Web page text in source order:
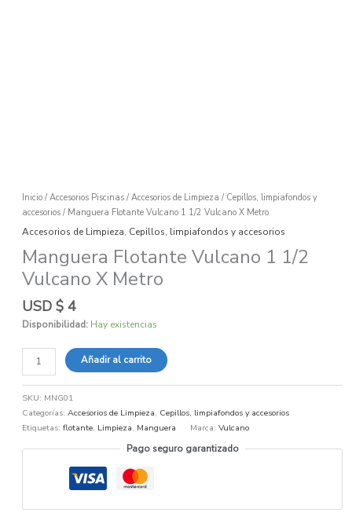
Inicio /Accesorios Piscinas /Accesorios de Limpieza / Cepillos, limpiafondos y
accesorios / Manguera Flotante Vulcano 1 1/2 Vulcano X Metro
Accesorios de Limpieza, Cepillos, limpiafondos y accesorios
Manguera Flotante Vulcano 1 1/2
Vulcano X Metro
USD $ 4
Disponibilidad: Hay existencias
X
Añadir al carrito
SKU: MNG01
Categorías:Accesorios de Limpieza, Cepillos, limpiafondos y accesorios
Etiquetas:flotante, Limpieza, Manguera Marca:Vulcano
Pago seguro garantizado